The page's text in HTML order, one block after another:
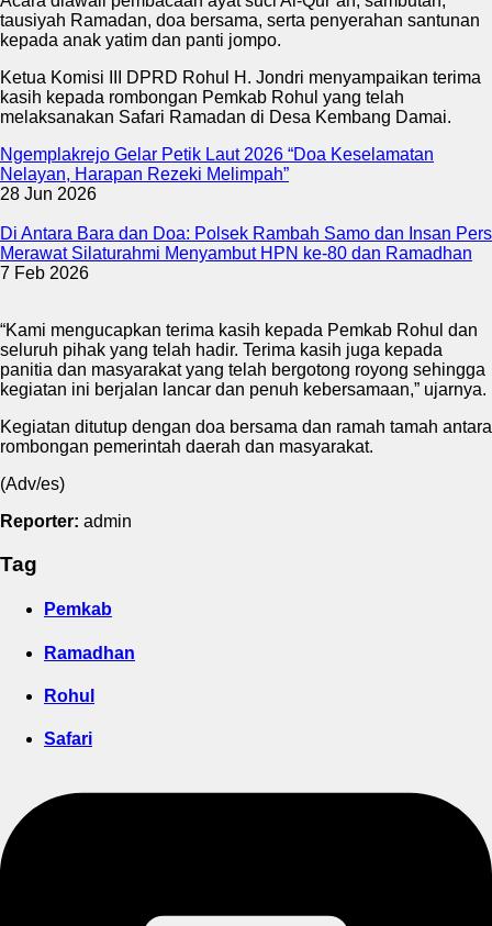
tausiyah Ramadan, doa bersama, serta penyerahan santunan
kepada anak yatim dan panti jompo.
Ketua Komisi III DPRD Rohul H. Jondri menyampaikan terima
kasih kepada rombongan Pemkab Rohul yang telah
melaksanakan Safari Ramadan di Desa Kembang Damai.
Ngemplakrejo Gelar Petik Laut 2026 “Doa Keselamatan
Nelayan, Harapan Rezeki Melimpah”
28 Jun 2026
Di Antara Bara dan Doa: Polsek Rambah Samo dan Insan Pers
Merawat Silaturahmi Menyambut HPN ke-80 dan Ramadhan
7 Feb 2026
“Kami mengucapkan terima kasih kepada Pemkab Rohul dan
seluruh pihak yang telah hadir. Terima kasih juga kepada
panitia dan masyarakat yang telah bergotong royong sehingga
kegiatan ini berjalan lancar dan penuh kebersamaan,” ujarnya.
Kegiatan ditutup dengan doa bersama dan ramah tamah antara
rombongan pemerintah daerah dan masyarakat.
(Adv/es)
Reporter: admin
Tag
Pemkab
Ramadhan
Rohul
Safari